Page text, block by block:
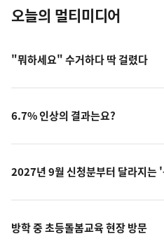
오늘의 멀티미디어
"뭐하세요" 수거하다 딱 걸렸다
6.7% 인상의 결과는요?
2027년 9월 신청분부터 달라지는
방학 중 초등돌봄교육 현장 방문